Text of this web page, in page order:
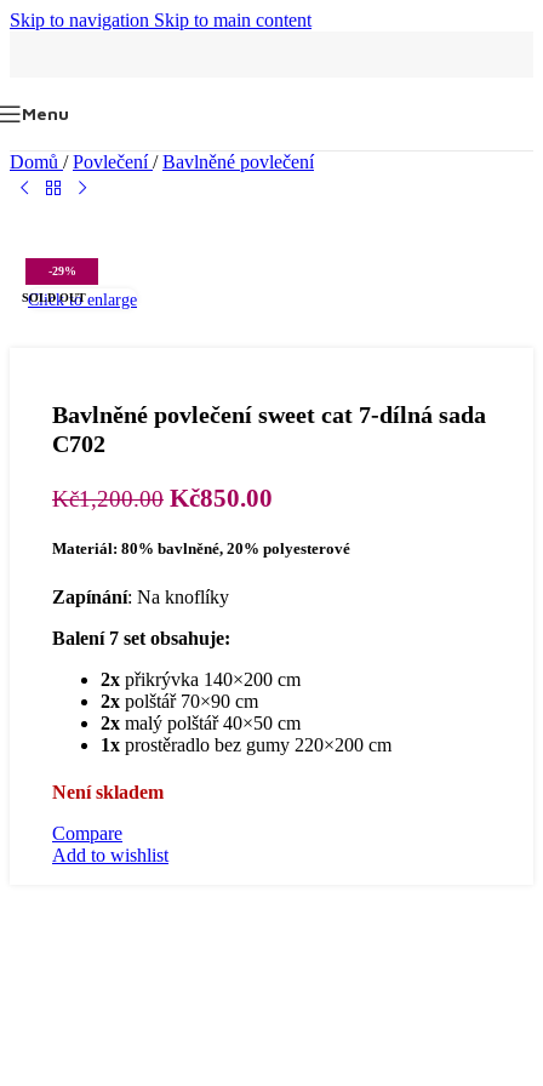
Skip to navigation Skip to main content
Menu
Domů / Povlečení/ Bavlněné povlečení
-29%
SOLD OUT
Click to enlarge
Bavlněné povlečení sweet cat 7-dílná sada
C702
Kč1,200.00 Původní
byla:
Kč1,200.00.
Kč850.00
je:
Materiál: 80% bavlněné, 20% polyesterové
Zapínání: Na knoflíky
Balení 7 set obsahuje:
2x přikrývka 140×200 cm
2x polštář 70×90 cm
2x malý polštář 40×50 cm
1x prostěradlo bez gumy 220×200 cm
Není skladem
Compare
Add to wishlist